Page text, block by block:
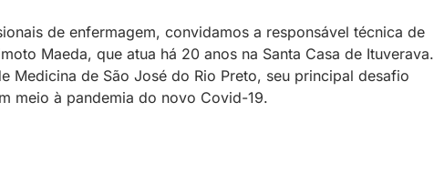
de enfermagem, convidamos a responsável técnica de
Maeda, que atua há 20 anos na Santa Casa de Ituverava.
Medicina de São José do Rio Preto, seu principal desafio
meio à pandemia do novo Covid-19.